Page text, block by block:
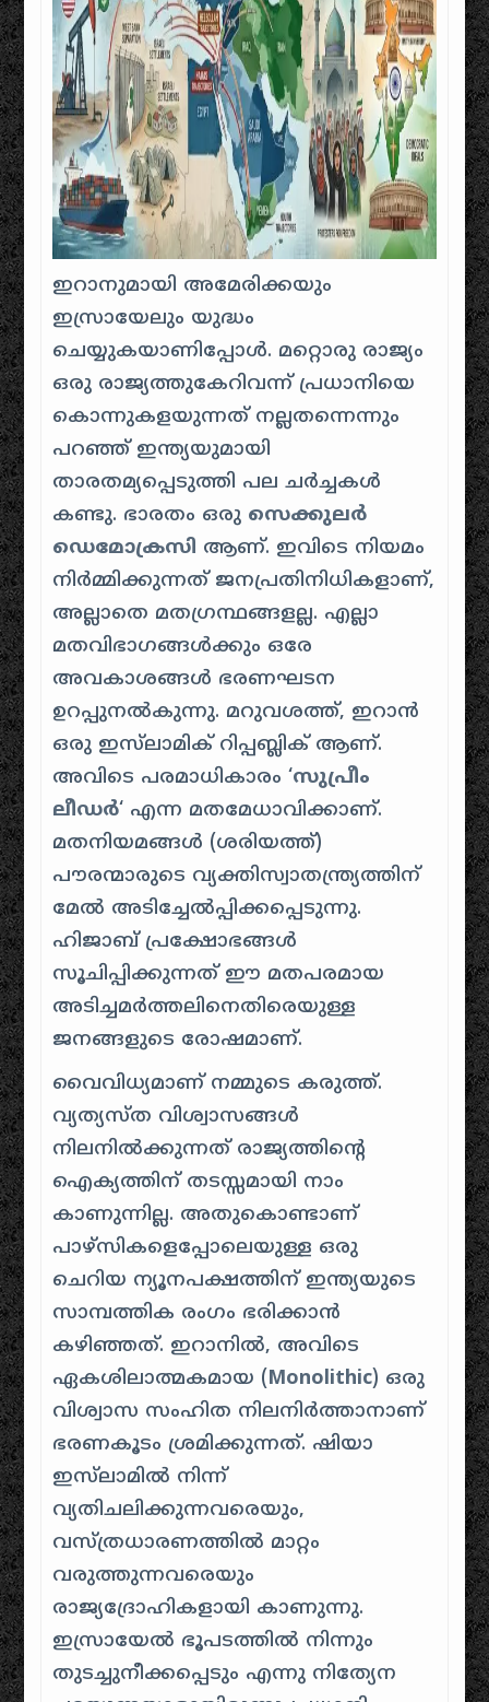
ഇറാനുമായി അമേരിക്കയും
ഇസ്രായേലും യുദ്ധം
ചെയ്യുകയാണിപ്പോൾ. മറ്റൊരു രാജ്യം
ഒരു രാജ്യത്തുകേറിവന്ന് പ്രധാനിയെ
കൊന്നുകളയുന്നത് നല്ലതന്നെന്നും
പറഞ്ഞ് ഇന്ത്യയുമായി
താരതമ്യപ്പെടുത്തി പല ചർച്ചകൾ
കണ്ടു. ഭാരതം ഒരു സെക്കുലർ
ഡെമോക്രസി ആണ്. ഇവിടെ നിയമം
നിർമ്മിക്കുന്നത് ജനപ്രതിനിധികളാണ്,
അല്ലാതെ മതഗ്രന്ഥങ്ങളല്ല. എല്ലാ
മതവിഭാഗങ്ങൾക്കും ഒരേ
അവകാശങ്ങൾ ഭരണഘടന
ഉറപ്പുനൽകുന്നു. മറുവശത്ത്, ഇറാൻ
ഒരു ഇസ്‌ലാമിക് റിപ്പബ്ലിക് ആണ്.
അവിടെ പരമാധികാരം ‘സുപ്രീം
ലീഡർ‘ എന്ന മതമേധാവിക്കാണ്.
മതനിയമങ്ങൾ (ശരിയത്ത്)
പൗരന്മാരുടെ വ്യക്തിസ്വാതന്ത്ര്യത്തിന്
മേൽ അടിച്ചേൽപ്പിക്കപ്പെടുന്നു.
ഹിജാബ്പ്രക്ഷോഭങ്ങൾ
സൂചിപ്പിക്കുന്നത് ഈ മതപരമായ
അടിച്ചമർത്തലിനെതിരെയുള്ള
ജനങ്ങളുടെ രോഷമാണ്.
വൈവിധ്യമാണ് നമ്മുടെ കരുത്ത്.
വ്യത്യസ്ത വിശ്വാസങ്ങൾ
നിലനിൽക്കുന്നത് രാജ്യത്തിന്റെ
ഐക്യത്തിന് തടസ്സമായി നാം
കാണുന്നില്ല. അതുകൊണ്ടാണ്
പാഴ്സികളെപ്പോലെയുള്ള ഒരു
ചെറിയ ന്യൂനപക്ഷത്തിന് ഇന്ത്യയുടെ
സാമ്പത്തിക രംഗം ഭരിക്കാൻ
കഴിഞ്ഞത്. ഇറാനിൽ, അവിടെ
ഏകശിലാത്മകമായ (Monolithic) ഒരു
വിശ്വാസ സംഹിത നിലനിർത്താനാണ്
ഭരണകൂടം ശ്രമിക്കുന്നത്. ഷിയാ
ഇസ്‌ലാമിൽ നിന്ന്
വ്യതിചലിക്കുന്നവരെയും,
വസ്ത്രധാരണത്തിൽ മാറ്റം
വരുത്തുന്നവരെയും
രാജ്യദ്രോഹികളായി കാണുന്നു.
ഇസ്രായേൽ ഭൂപടത്തിൽ നിന്നും
തുടച്ചുനീക്കപ്പെടും എന്നു നിത്യേന